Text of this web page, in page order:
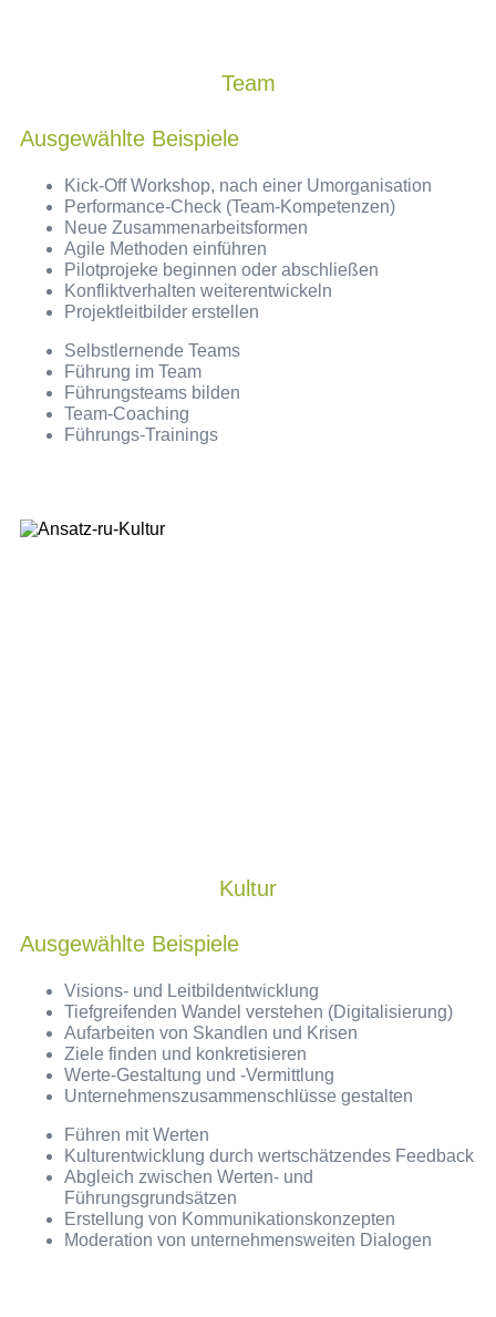
Team
Ausgewählte Beispiele
Kick-Off Workshop, nach einer Umorganisation
Performance-Check (Team-Kompetenzen)
Neue Zusammenarbeitsformen
Agile Methoden einführen
Pilotprojeke beginnen oder abschließen
Konfliktverhalten weiterentwickeln
Projektleitbilder erstellen
Selbstlernende Teams
Führung im Team
Führungsteams bilden
Team-Coaching
Führungs-Trainings
Kultur
Ausgewählte Beispiele
Visions- und Leitbildentwicklung
Tiefgreifenden Wandel verstehen (Digitalisierung)
Aufarbeiten von Skandlen und Krisen
Ziele finden und konkretisieren
Werte-Gestaltung und -Vermittlung
Unternehmenszusammenschlüsse gestalten
Führen mit Werten
Kulturentwicklung durch wertschätzendes Feedback
Abgleich zwischen Werten- und
Führungsgrundsätzen
Erstellung von Kommunikationskonzepten
Moderation von unternehmensweiten Dialogen